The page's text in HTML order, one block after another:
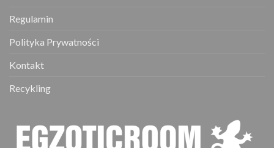
Regulamin
Polityka Prywatności
Kontakt
Recykling